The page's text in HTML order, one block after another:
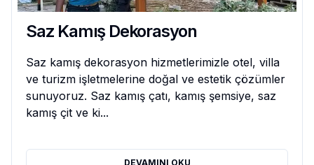
Saz Kamış Dekorasyon
Saz kamış dekorasyon hizmetlerimizle otel, villa
ve turizm işletmelerine doğal ve estetik çözümler
sunuyoruz. Saz kamış çatı, kamış şemsiye, saz
kamış çit ve ki...
DEVAMINI OKU